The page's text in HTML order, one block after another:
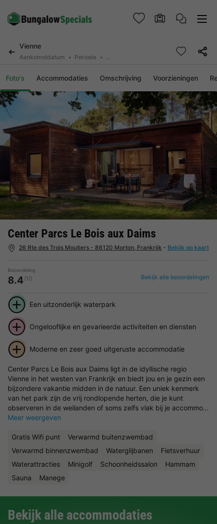
Vienne
Aankomstdatum Periode 2 personen, 0 huisdier
Foto's Accommodaties Omschrijving Voorzieningen
Center Parcs Le Bois aux Daims
26 Rte des Trois Moutiers - 86120 Morton, Frankrijk - Bekijk op kaart
Beoordeling
8.4/10 Bekijk alle beoordelingen
Een uitzonderlijk waterpark
Ongelooflijke en gevarieerde activiteiten en diensten
Moderne en zeer goed uitgeruste accommodatie
Center Parcs Le Bois aux Daims ligt in de idyllische regio
Vienne in het westen van Frankrijk en biedt jou en je gezin een
bijzondere vakantie midden in de natuur. Een uniek kenmerk
van het park zijn de vrij rondlopende herten, die je kunt
observeren in de weilanden of soms zelfs vlak bij je accommo...
Meer weergeven
Gratis Wifi punt
Verwarmd buitenzwembad
Verwarmd binnenzwembad
Waterglijbanen
Fietsverhuur
Waterattracties
Minigolf Schoonheidssalon
Hammam
Sauna
Manege
Bekijk alle accommodaties